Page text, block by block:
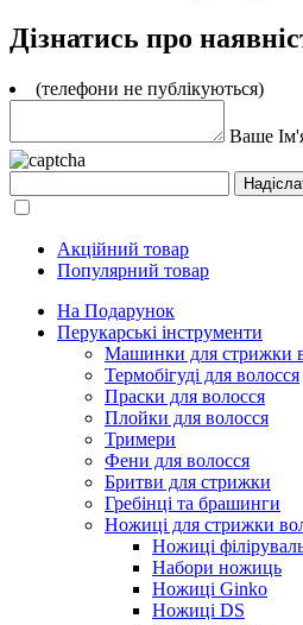
Дізнатись про
(телефони не публікуються)
Ваше
Акційний товар
Популярний товар
На Подарунок
Перукарські інструменти
Машинки для стрижки
Термобігуді для волосся
Праски для волосся
Плойки для волосся
Тримери
Фени для волосся
Бритви для стрижки
Гребінці та брашинги
Ножиці для стрижки
Ножиці
Набори ножиць
Ножиці Ginko
Ножиці DS